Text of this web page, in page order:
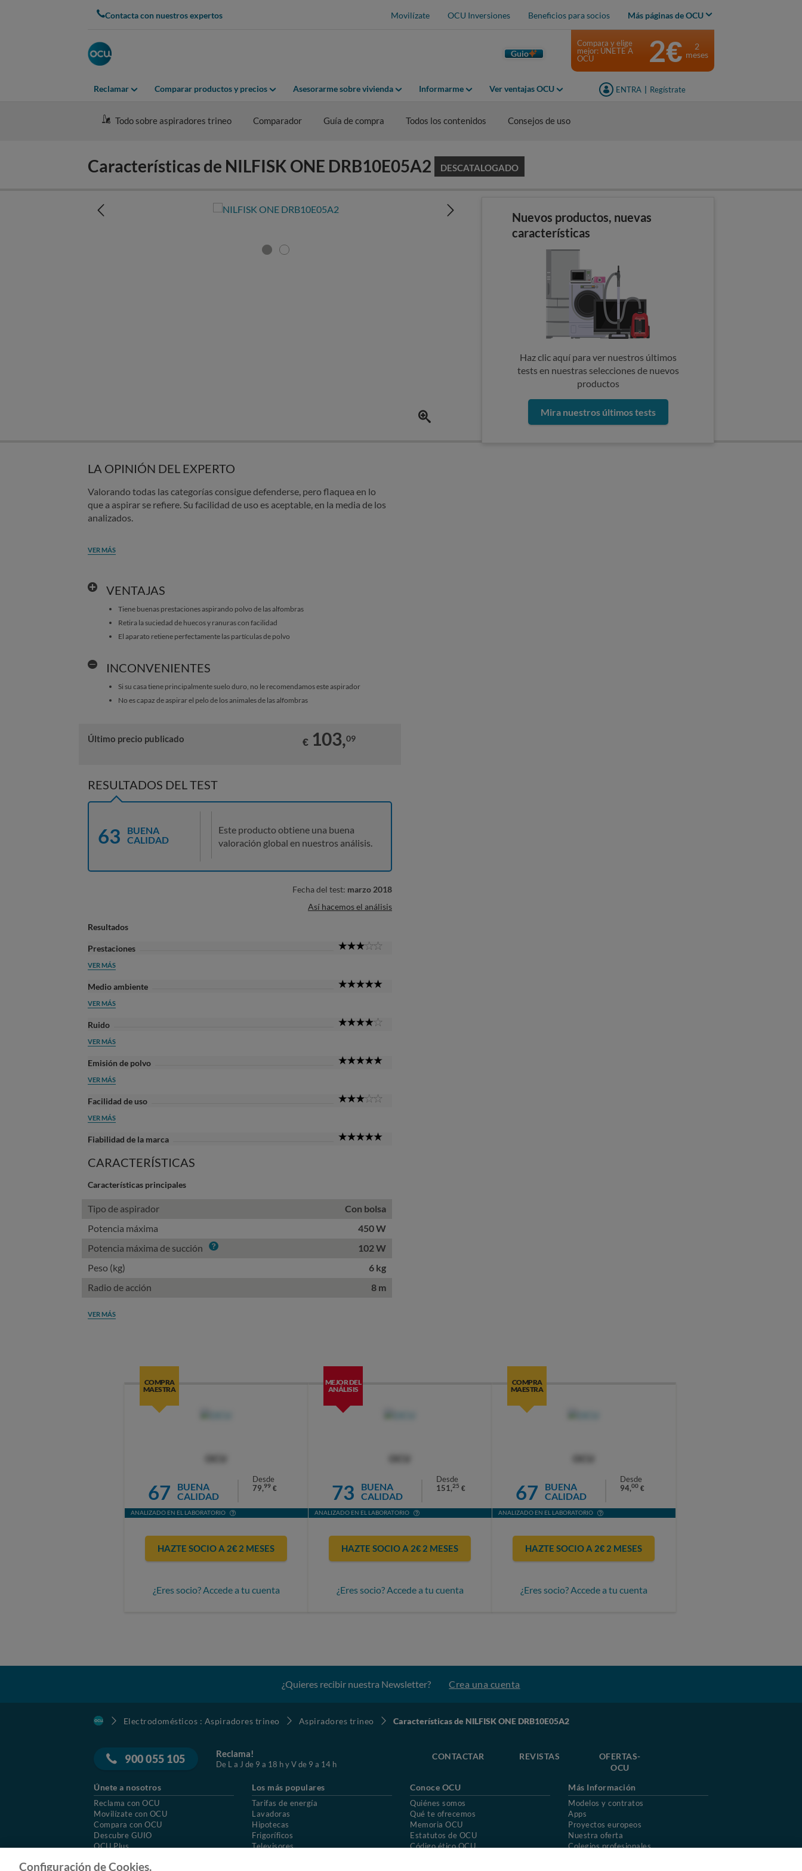
Contacta con nuestros expertos Movilízate OCU Inversiones Beneficios para socios Más páginas de OCU
Guio
Reclamar Comparar productos y precios Asesorarme sobre vivienda Informarme Ver ventajas OCU ENTRA Regístrate
Compara y elige
mejor: ÚNETE A
OCU
2€
2
meses
Todo sobre aspiradores trineo Comparador Guía de compra Todos los contenidos Consejos de uso
Características de NILFISK ONE DRB10E05A2 DESCATALOGADO
Nuevos productos, nuevas
características
Haz clic aquí para ver nuestros últimos
tests en nuestras selecciones de nuevos
productos
Mira nuestros últimos tests
LA OPINIÓN DEL EXPERTO
Valorando todas las categorías consigue defenderse, pero flaquea en lo
que a aspirar se refiere. Su facilidad de uso es aceptable, en la media de los
analizados.
VER MÁS
VENTAJAS
Tiene buenas prestaciones aspirando polvo de las alfombras
Retira la suciedad de huecos y ranuras con facilidad
El aparato retiene perfectamente las partículas de polvo
INCONVENIENTES
Si su casa tiene principalmente suelo duro, no le recomendamos este aspirador
No es capaz de aspirar el pelo de los animales de las alfombras
Último precio publicado € 103,09
RESULTADOS DEL TEST
63
BUENA
CALIDAD
Este producto obtiene una buena
valoración global en nuestros análisis.
Fecha del test: marzo 2018
Así hacemos el análisis
Resultados
Prestaciones
VER MÁS
Medio ambiente
VER MÁS
Ruido
VER MÁS
Emisión de polvo
VER MÁS
Facilidad de uso
VER MÁS
Fiabilidad de la marca
CARACTERÍSTICAS
Características principales
Tipo de aspirador
Con bolsa
Potencia máxima
450 W
Potencia máxima de succión Info
102 W
Peso (kg)
6 kg
Radio de acción
8 m
VER MÁS
COMPRA
MAESTRA
67
BUENA
CALIDAD
Desde
79,99 €
ANALIZADO EN EL LABORATORIO
HAZTE SOCIO A 2€ 2 MESES
¿Eres socio? Accede a tu cuenta
MEJOR DEL
ANÁLISIS
73
BUENA
CALIDAD
Desde
151,25 €
ANALIZADO EN EL LABORATORIO
HAZTE SOCIO A 2€ 2 MESES
¿Eres socio? Accede a tu cuenta
COMPRA
MAESTRA
67
BUENA
CALIDAD
Desde
94,00 €
ANALIZADO EN EL LABORATORIO
HAZTE SOCIO A 2€ 2 MESES
¿Eres socio? Accede a tu cuenta
¿Quieres recibir nuestra Newsletter? Crea una cuenta
Electrodomésticos : Aspiradores trineo Aspiradores trineo Características de NILFISK ONE DRB10E05A2
900 055 105 Reclama!
De L a J de 9 a 18 h y V de 9 a 14 h
CONTACTAR REVISTAS
OFERTAS-
OCU
Únete a nosotros
Reclama con OCU
Movilízate con OCU
Compara con OCU
Descubre GUIO
OCU Plus
Los más populares
Tarifas de energía
Lavadoras
Hipotecas
Frigoríficos
Televisores
Conoce OCU
Quiénes somos
Qué te ofrecemos
Memoria OCU
Estatutos de OCU
Código ético OCU
Más Información
Modelos y contratos
Apps
Proyectos europeos
Nuestra oferta
Colegios profesionales
Configuración de Cookies.